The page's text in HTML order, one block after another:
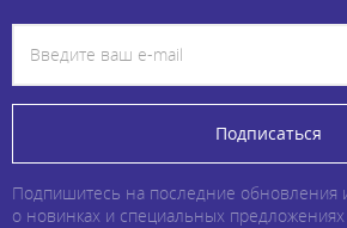
Подписаться
Подпишитесь на последние обновления
о новинках и специальных